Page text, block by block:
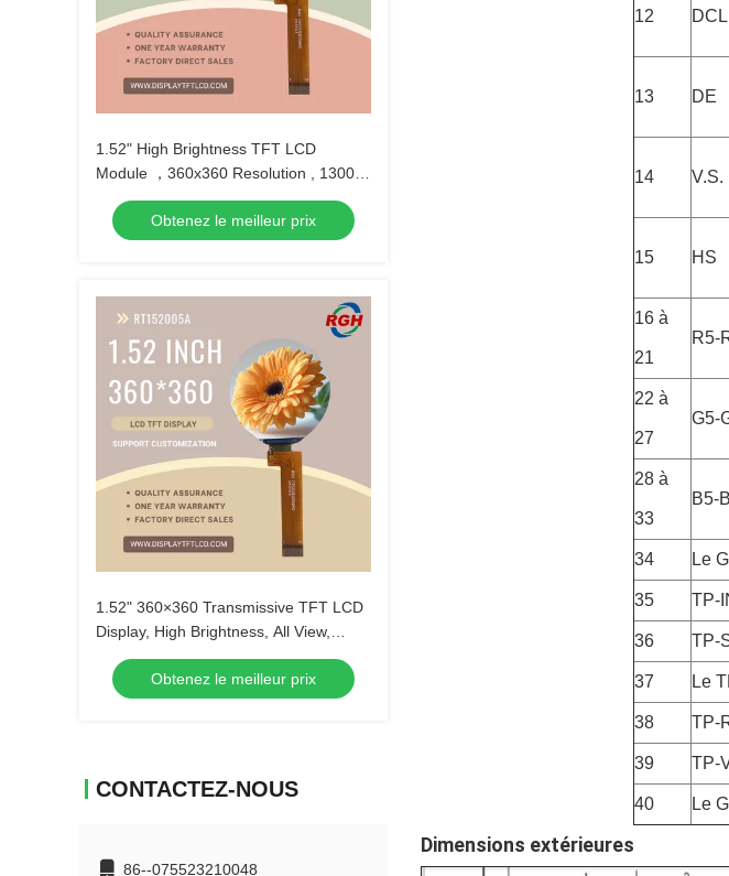
1.52" High Brightness TFT LCD
Module ，360x360 Resolution , 1300:1
Contrast , All-Angle Viewing
Obtenez le meilleur prix
1.52" 360×360 Transmissive TFT LCD
Display, High Brightness, All View,
ST77916 Driver
Obtenez le meilleur prix
CONTACTEZ-NOUS
86--075523210048
12
13 DE
14 V.S.
15 HS
16 à
21
R5-
22 à
27
G5-
28 à
33
B5-
34 Le
35 TP-
36 TP-
37 Le
38 TP-
39 TP-
40 Le
Dimensions extérieures